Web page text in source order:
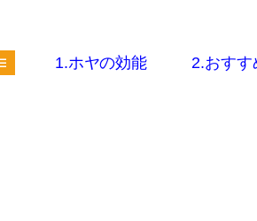
1.ホヤの効能 2.おすす